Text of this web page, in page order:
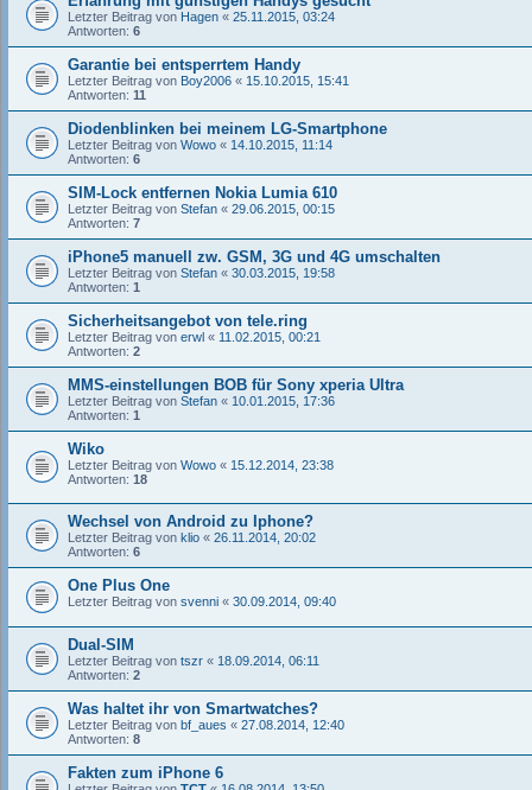
Letzter Beitrag von Hagen « 25.11.2015, 03:24
Antworten: 6
Garantie bei entsperrtem Handy
Letzter Beitrag von Boy2006 « 15.10.2015, 15:41
Antworten: 11
Diodenblinken bei meinem LG-Smartphone
Letzter Beitrag von Wowo « 14.10.2015, 11:14
Antworten: 6
SIM-Lock entfernen Nokia Lumia 610
Letzter Beitrag von Stefan « 29.06.2015, 00:15
Antworten: 7
iPhone5 manuell zw. GSM, 3G und 4G umschalten
Letzter Beitrag von Stefan « 30.03.2015, 19:58
Antworten: 1
Sicherheitsangebot von tele.ring
Letzter Beitrag von erwl « 11.02.2015, 00:21
Antworten: 2
MMS-einstellungen BOB für Sony xperia Ultra
Letzter Beitrag von Stefan « 10.01.2015, 17:36
Antworten: 1
Wiko
Letzter Beitrag von Wowo « 15.12.2014, 23:38
Antworten: 18
Wechsel von Android zu Iphone?
Letzter Beitrag von klio « 26.11.2014, 20:02
Antworten: 6
One Plus One
Letzter Beitrag von svenni « 30.09.2014, 09:40
Dual-SIM
Letzter Beitrag von tszr « 18.09.2014, 06:11
Antworten: 2
Was haltet ihr von Smartwatches?
Letzter Beitrag von bf_aues « 27.08.2014, 12:40
Antworten: 8
Fakten zum iPhone 6